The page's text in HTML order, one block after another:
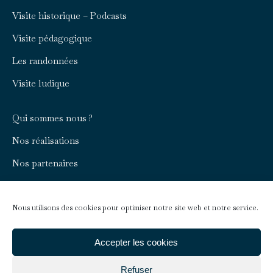
Nous utilisons des cookies pour optimiser notre site web et notre service.
Accepter les cookies
Refuser
in
window
in
window
Visite historique – Podcasts
Visite pédagogique
Les randonnées
Visite ludique
Qui sommes nous ?
Nos réalisations
Nos partenaires
Nous contacter
Infos pratiques